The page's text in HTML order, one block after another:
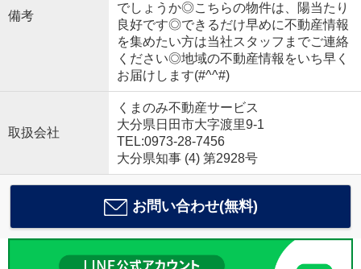
備考
でしょうか◎こちらの物件は、陽当たり
良好です◎できるだけ早めに不動産情報
を集めたい方は当社スタッフまでご連絡
ください◎地域の不動産情報をいち早く
お届けします(#^^#)
取扱会社
くまのみ不動産サービス
大分県日田市大字渡里9-1
TEL:0973-28-7456
大分県知事 (4) 第2928号
お問い合わせ(無料)